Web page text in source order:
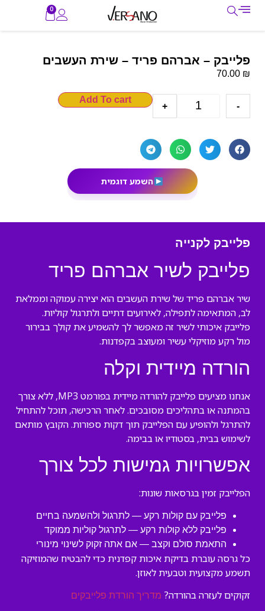
0
פלייבק – אברהם פריד – שירת העשבים
70.00 ₪
-
+
Add To cart
השמע דוגמית
פלייבק לקנייה
פלייבק לשיר אברהם פריד
שיר אברהם פריד של שירת העשבים הוא יצירה עמוקה וממלאת
לב, המתאימה לתפילה, לאירועים דתיים ולתרגול קוליות.
פלייבק איכותי לשיר זה מאפשר לך להשמיע את קולך בבירור
מול רקע מוזיקלי עשיר ומעוצב בקפדנות.
הורדה מיידית וקלה
אנחנו מציעים פלייבק להורדה מיידית בפורמט MP3, ללא צורך
בהמתנה או בתהליכים מסובכים. לאחר הרכישה, תוכל להתחיל
להתרגל ולהופיע עם הפלייבק תוך דקות ספורות. הקובץ מותאם
לשימוש בבית, בסטודיו או בבימה.
אפשרויות גמישות לכל צורך
הפלייבק זמין בגרסאות שונות:
פלייבק עם קולות רקע — לתרגול ולהשמעה בחיים
פלייבק ללא קולות רקע — לתרגול קוליות ממוקד
התאמת סולם וקצב — אם אתה זקוק לשינוי מינורי
כל גרסה עוברת בדיקת איכות קפדנית כדי להבטיח שהמוזיקה
תשמע מקצועית וטבעית לאוזן.
זקוקים לעזרה בהורדה? מדריך הורדת פלייבקים